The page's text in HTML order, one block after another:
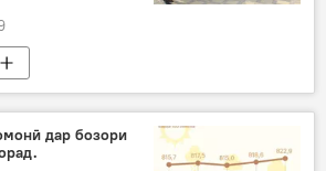
дар бозори